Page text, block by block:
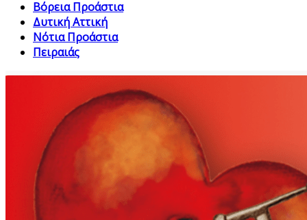
Βόρεια Προάστια
Δυτική Αττική
Νότια Προάστια
Πειραιάς